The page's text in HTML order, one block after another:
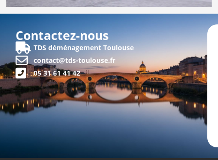
Contactez-nous
TDS déménagement Toulouse
contact@tds-toulouse.fr
05 31 61 41 42